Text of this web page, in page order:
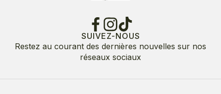
SUIVEZ-NOUS
Restez au courant des dernières nouvelles sur nos
réseaux sociaux